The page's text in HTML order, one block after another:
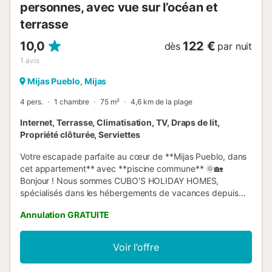
personnes, avec vue sur l’océan et
terrasse
10,0
1 avis
dès 122 € par nuit
Mijas Pueblo, Mijas
4 pers. 1 chambre 75 m² 4,6 km de la plage
Internet, Terrasse, Climatisation, TV, Draps de lit,
Propriété clôturée, Serviettes
Votre escapade parfaite au cœur de **Mijas Pueblo, dans
cet appartement** avec **piscine commune** 🌞🏡
Bonjour ! Nous sommes CUBO'S HOLIDAY HOMES,
spécialisés dans les hébergements de vacances depuis
confortable** de 75 m², idéal pour les couples, les familles
ou les voyageurs en quête de confort et de situation
privilégiée. Situé à seulement 100 m du charmant centre
de Mijas Pueblo, vous aurez à portée de main restaurants
locaux, cafés, supermarchés, parcs et monuments, le tout
Annulation GRATUITE
Voir l’offre